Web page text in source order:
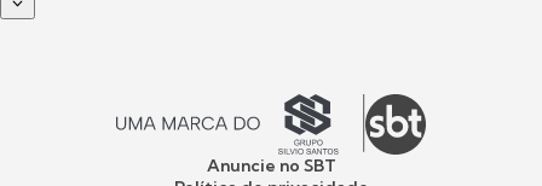
Anuncie no SBT